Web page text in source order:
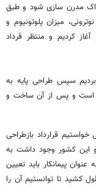
مدرن سازی شود و طبق
میزان پلوتونیوم و
کردیم و منتظر قرداد
سپس طراحی پایه به
است و پس از آن ساخت و
قرارداد بازطراحی
و این کشور وجود داشت به
پیمانکار باید تعیین
کشید تا توانستیم آن را